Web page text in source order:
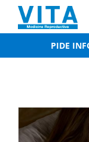
content
PIDE